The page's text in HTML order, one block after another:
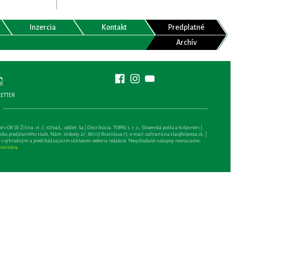
Inzercia Kontakt
Predplatné
Archív
OR SR Žilina: vl. č. 10764/L, oddiel: Sa | Distribúcia: TOPAS, s. r. o., Slovenská pošta a kolportéri |
predplatného tlače, Nám. slobody 27, 810 05 Bratislava 15, e-mail:zahranicna.tlac@slposta.sk. |
a predchádzajúcim súhlasom vedenia redakcie. Nevyžiadané rukopisy nevraciame,